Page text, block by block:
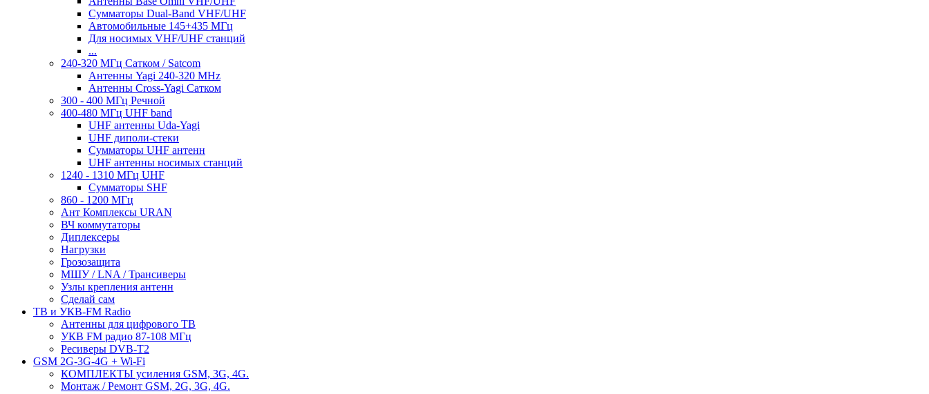
Сумматоры Dual-Band VHF/UHF
Автомобильные 145+435 МГц
Для носимых VHF/UHF станций
...
240-320 МГц Сатком / Satcom
Антенны Yagi 240-320 MHz
Антенны Cross-Yagi Сатком
300 - 400 МГц Речной
400-480 МГц UHF band
UHF антенны Uda-Yagi
UHF диполи-стеки
Сумматоры UHF антенн
UHF антенны носимых станций
1240 - 1310 МГц UHF
Сумматоры SHF
860 - 1200 МГц
Ант Комплексы URAN
ВЧ коммутаторы
Диплексеры
Нагрузки
Грозозащита
МШУ / LNA / Трансиверы
Узлы крепления антенн
Сделай сам
ТВ и УКВ-FM Radio
Антенны для цифрового ТВ
УКВ FM радио 87-108 МГц
Ресиверы DVB-T2
GSM 2G-3G-4G + Wi-Fi
КОМПЛЕКТЫ усиления GSM, 3G, 4G.
Монтаж / Ремонт GSM, 2G, 3G, 4G.